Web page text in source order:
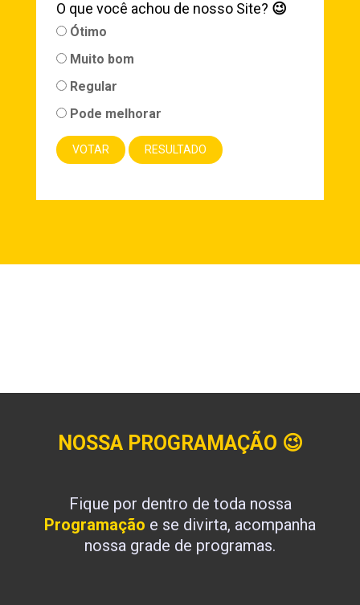
O que você achou de nosso Site? 😉
Ótimo
Muito bom
Regular
Pode melhorar
NOSSA PROGRAMAÇÃO 😉
Fique por dentro de toda nossa
Programação e se divirta, acompanha
nossa grade de programas.